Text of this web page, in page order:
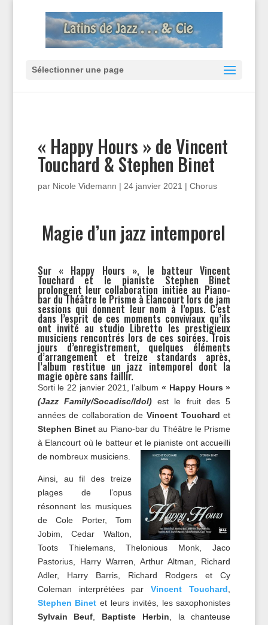
Sélectionner une page
« Happy Hours » de Vincent
Touchard & Stephen Binet
par Nicole Videmann | 24 janvier 2021 | Chorus
Magie d’un jazz intemporel
Sur « Happy Hours », le batteur Vincent
Touchard et le pianiste Stephen Binet
prolongent leur collaboration initiée au Piano-
bar du Théâtre le Prisme à Elancourt lors de jam
sessions qui donnent leur nom à l’opus. C’est
dans l’esprit de ces moments conviviaux qu’ils
ont invité au studio Libretto les prestigieux
musiciens rencontrés lors de ces soirées. Trois
jours d’enregistrement, quelques éléments
d’arrangement et treize standards après,
l’album restitue un jazz intemporel dont la
magie opère sans faillir.
Sorti le 22 janvier 2021, l’album« Happy Hours »
(Jazz Family/Socadisc/Idol)est le fruit des 5
années de collaboration deVincent Touchard et
Stephen Binetau Piano-bar du Théâtre le Prisme
à Elancourt où le batteur et le pianiste ont accueilli
de nombreux musiciens.
Ainsi, au fil des treize
plages de l’opus
résonnent les musiques
de Cole Porter, Tom
Jobim, Cedar Walton,
Toots Thielemans, Thelonious Monk, Jaco
Pastorius, Harry Warren, Arthur Altman, Richard
Adler, Harry Barris, Richard Rodgers et Cy
Coleman interprétées parVincent Touchard
Stephen Binet et leurs invités, les saxophonistes
Sylvain Beuf
Baptiste Herbin , la chanteuse